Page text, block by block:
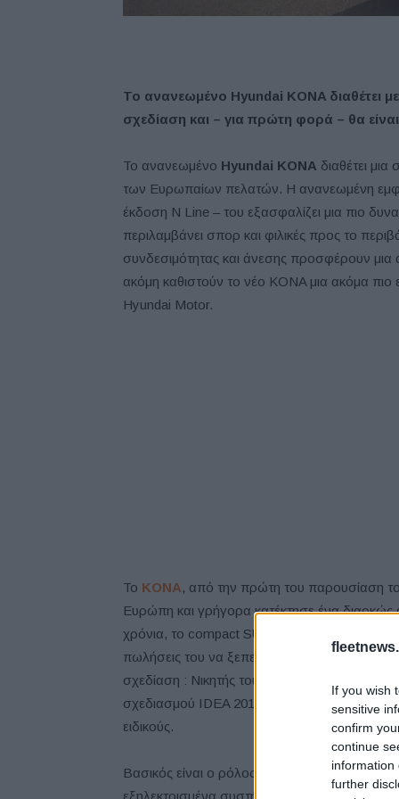
If you wish
sensitive
confirm
continue
information
further
Το ανανεωμένο Hyundai KONA διαθέτει
σχεδίαση και – για πρώτη φορά – θα
Το ανανεωμένο Hyundai KONA διαθέτει
των Ευρωπαίων πελατών. Η ανανεωμένη
έκδοση N Line – του εξασφαλίζει μια πιο
περιλαμβάνει σπορ και φιλικές προς το
συνδεσιμότητας και άνεσης προσφέρουν μια
ακόμη καθιστούν το νέο KONA μια ακόμα πιο
Hyundai Motor.
Το KONA, από την πρώτη του παρουσίαση
Ευρώπη και γρήγορα κατέκτησε ένα
χρόνια, το compact SUV έγινε ένα από τα
πωλήσεις του να ξεπερνούν τις 228.000
σχεδίαση : Νικητής του βραβείου iF Design
σχεδιασμού IDEA 2018 και πολλών άλλων,
ειδικούς.
Βασικός είναι ο ρόλος του KΟΝΑ και στη
εξηλεκτρισμένα συστήματα μετάδοσης με